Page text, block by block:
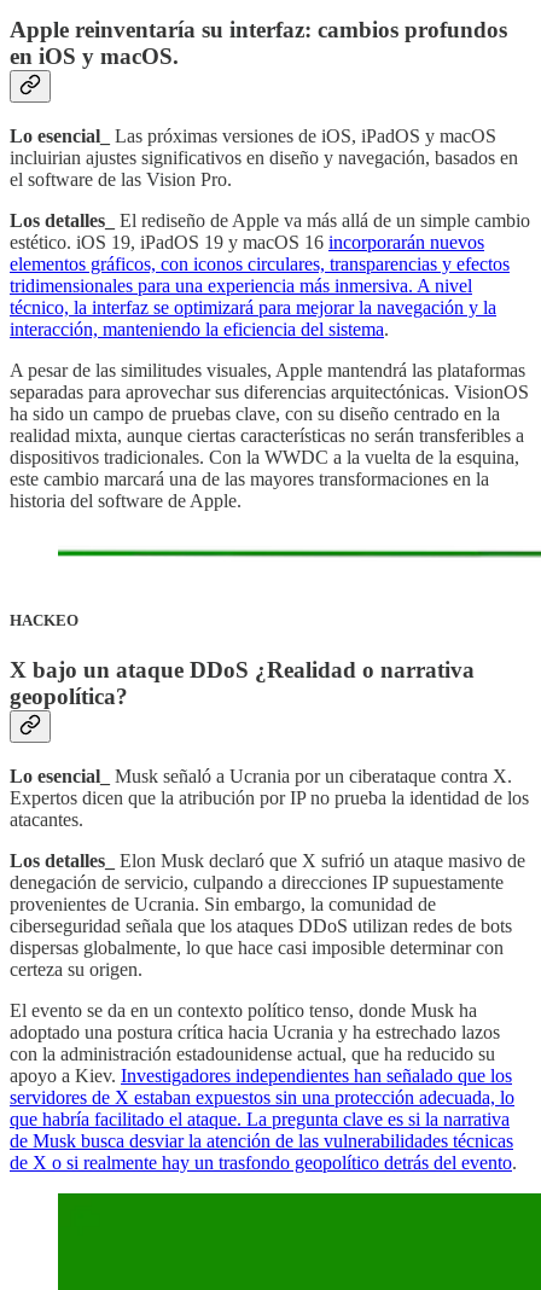
Apple reinventaría su interfaz: cambios profundos
en iOS y macOS.
Lo esencial_ Las próximas versiones de iOS, iPadOS y macOS
incluirian ajustes significativos en diseño y navegación, basados en
el software de las Vision Pro.
Los detalles_ El rediseño de Apple va más allá de un simple cambio
estético. iOS 19, iPadOS 19 y macOS 16 incorporarán nuevos
elementos gráficos, con iconos circulares, transparencias y efectos
tridimensionales para una experiencia más inmersiva. A nivel
técnico, la interfaz se optimizará para mejorar la navegación y la
interacción, manteniendo la eficiencia del sistema.
A pesar de las similitudes visuales, Apple mantendrá las plataformas
separadas para aprovechar sus diferencias arquitectónicas. VisionOS
ha sido un campo de pruebas clave, con su diseño centrado en la
realidad mixta, aunque ciertas características no serán transferibles a
dispositivos tradicionales. Con la WWDC a la vuelta de la esquina,
este cambio marcará una de las mayores transformaciones en la
historia del software de Apple.
HACKEO
X bajo un ataque DDoS ¿Realidad o narrativa
geopolítica?
Lo esencial_ Musk señaló a Ucrania por un ciberataque contra X.
Expertos dicen que la atribución por IP no prueba la identidad de los
atacantes.
Los detalles_ Elon Musk declaró que X sufrió un ataque masivo de
denegación de servicio, culpando a direcciones IP supuestamente
provenientes de Ucrania. Sin embargo, la comunidad de
ciberseguridad señala que los ataques DDoS utilizan redes de bots
dispersas globalmente, lo que hace casi imposible determinar con
certeza su origen.
El evento se da en un contexto político tenso, donde Musk ha
adoptado una postura crítica hacia Ucrania y ha estrechado lazos
con la administración estadounidense actual, que ha reducido su
apoyo a Kiev. Investigadores independientes han señalado que los
servidores de X estaban expuestos sin una protección adecuada, lo
que habría facilitado el ataque. La pregunta clave es si la narrativa
de Musk busca desviar la atención de las vulnerabilidades técnicas
de X o si realmente hay un trasfondo geopolítico detrás del evento.